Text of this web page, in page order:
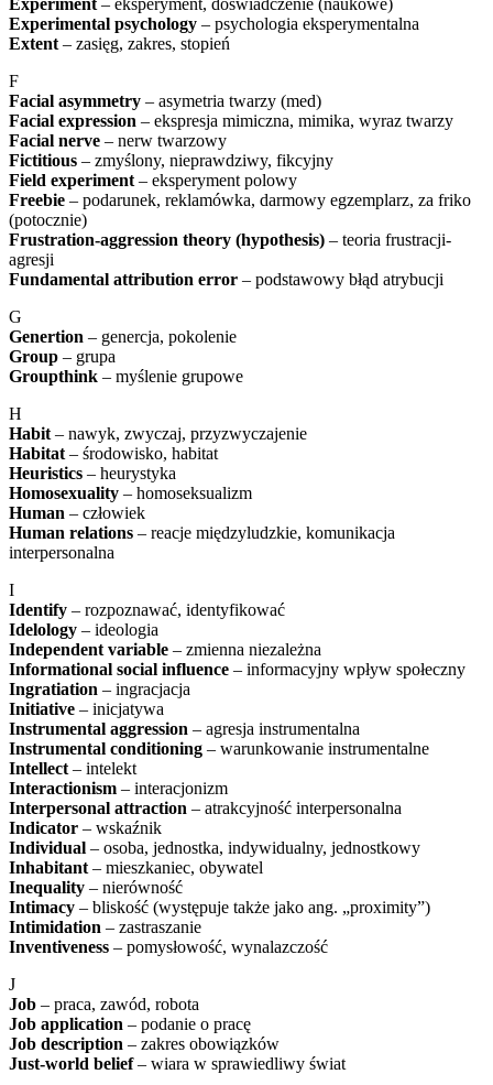
Experimental psychology – psychologia eksperymentalna
Extent – zasięg, zakres, stopień
F
Facial asymmetry – asymetria twarzy (med)
Facial expression – ekspresja mimiczna, mimika, wyraz twarzy
Facial nerve – nerw twarzowy
Fictitious – zmyślony, nieprawdziwy, fikcyjny
Field experiment – eksperyment polowy
Freebie – podarunek, reklamówka, darmowy egzemplarz, za friko
(potocznie)
Frustration-aggression theory (hypothesis) – teoria frustracji-
agresji
Fundamental attribution error – podstawowy błąd atrybucji
G
Genertion – genercja, pokolenie
Group – grupa
Groupthink – myślenie grupowe
H
Habit – nawyk, zwyczaj, przyzwyczajenie
Habitat – środowisko, habitat
Heuristics – heurystyka
Homosexuality – homoseksualizm
Human – człowiek
Human relations – reacje międzyludzkie, komunikacja
interpersonalna
I
Identify – rozpoznawać, identyfikować
Idelology – ideologia
Independent variable – zmienna niezależna
Informational social influence – informacyjny wpływ społeczny
Ingratiation – ingracjacja
Initiative – inicjatywa
Instrumental aggression – agresja instrumentalna
Instrumental conditioning – warunkowanie instrumentalne
Intellect – intelekt
Interactionism – interacjonizm
Interpersonal attraction – atrakcyjność interpersonalna
Indicator – wskaźnik
Individual – osoba, jednostka, indywidualny, jednostkowy
Inhabitant – mieszkaniec, obywatel
Inequality – nierówność
Intimacy – bliskość (występuje także jako ang. „proximity”)
Intimidation – zastraszanie
Inventiveness – pomysłowość, wynalazczość
J
Job – praca, zawód, robota
Job application – podanie o pracę
Job description – zakres obowiązków
Just-world belief– wiara w sprawiedliwy świat